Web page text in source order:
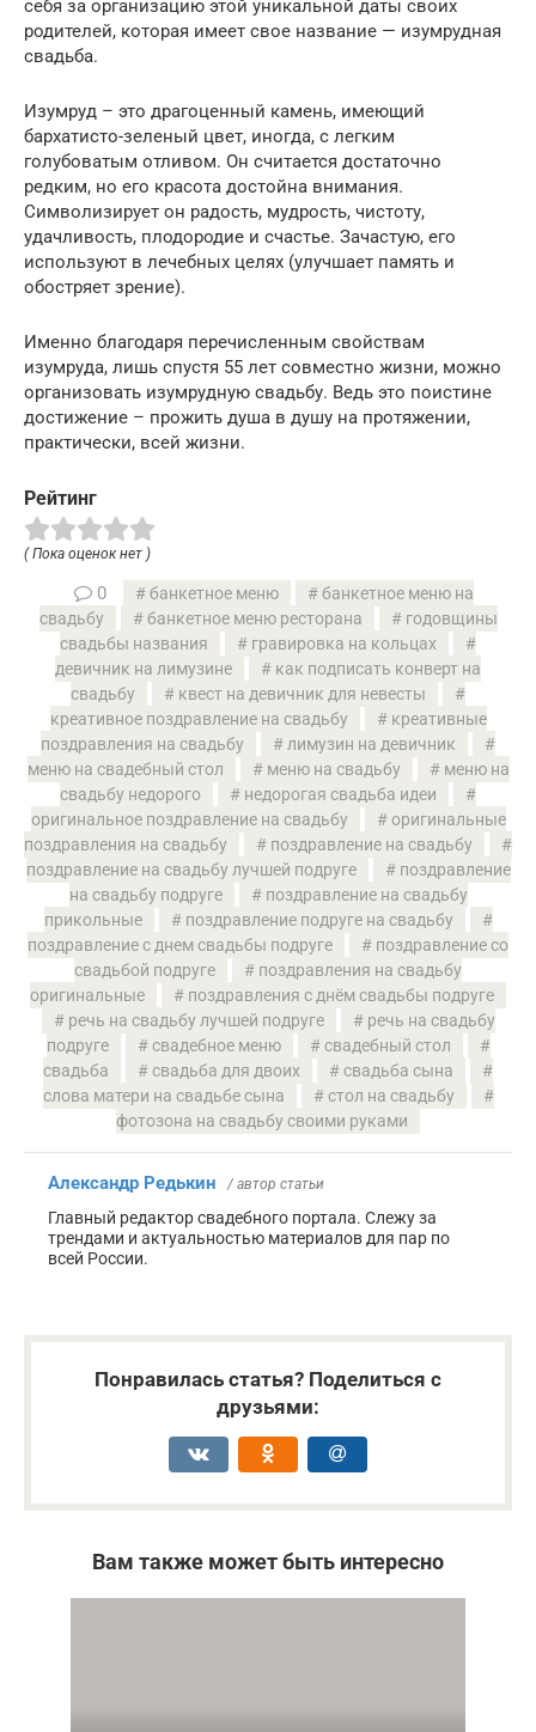
себя за организацию этой уникальной даты своих
родителей, которая имеет свое название — изумрудная
свадьба.
Изумруд – это драгоценный камень, имеющий
бархатисто-зеленый цвет, иногда, с легким
голубоватым отливом. Он считается достаточно
редким, но его красота достойна внимания.
Символизирует он радость, мудрость, чистоту,
удачливость, плодородие и счастье. Зачастую, его
используют в лечебных целях (улучшает память и
обостряет зрение).
Именно благодаря перечисленным свойствам
изумруда, лишь спустя 55 лет совместно жизни, можно
организовать изумрудную свадьбу. Ведь это поистине
достижение – прожить душа в душу на протяжении,
практически, всей жизни.
Рейтинг
( Пока оценок нет )
0 банкетное меню
банкетное меню на
свадьбу
банкетное меню ресторана
годовщины
свадьбы названия
гравировка на кольцах
девичник на лимузине
как подписать конверт на
свадьбу
квест на девичник для невесты
креативное поздравление на свадьбу
креативные
поздравления на свадьбу
лимузин на девичник
меню на свадебный стол
меню на свадьбу
меню на
свадьбу недорого
недорогая свадьба идеи
оригинальное поздравление на свадьбу
оригинальные
поздравления на свадьбу
поздравление на свадьбу
поздравление на свадьбу лучшей подруге
поздравление
на свадьбу подруге
поздравление на свадьбу
прикольные
поздравление подруге на свадьбу
поздравление с днем свадьбы подруге
поздравление со
свадьбой подруге
поздравления на свадьбу
оригинальные
поздравления с днём свадьбы подруге
речь на свадьбу лучшей подруге
речь на свадьбу
подруге
свадебное меню
свадебный стол
свадьба
свадьба для двоих
свадьба сына
слова матери на свадьбе сына
стол на свадьбу
фотозона на свадьбу своими руками
Александр Редькин / автор статьи
Главный редактор свадебного портала. Слежу за
трендами и актуальностью материалов для пар по
всей России.
Понравилась статья? Поделиться с
друзьями:
Вам также может быть интересно